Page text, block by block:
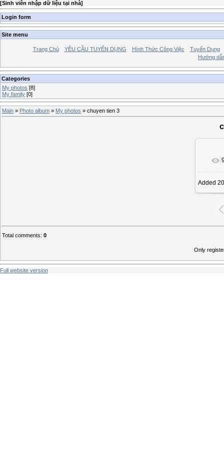
[Sinh viên nhập dữ liệu tại nhà]
Login form
Site menu
Trang Chủ YÊU CẦU TUYỂN DỤNG Hình Thức Công Việc
Tuyển Dụng
Hướng
Categories
My photos [8]
My family [0]
Main » Photo album » My photos » chuyen tien 3
Added
Total comments: 0
Only
Full website version